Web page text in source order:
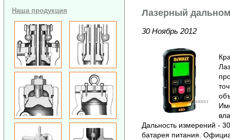
Наша продукция Лазерный
30 Ноябрь 2012
Дальность измерений -
батарея питания.